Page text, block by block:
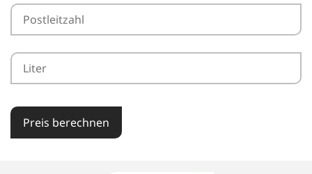
Preis berechnen